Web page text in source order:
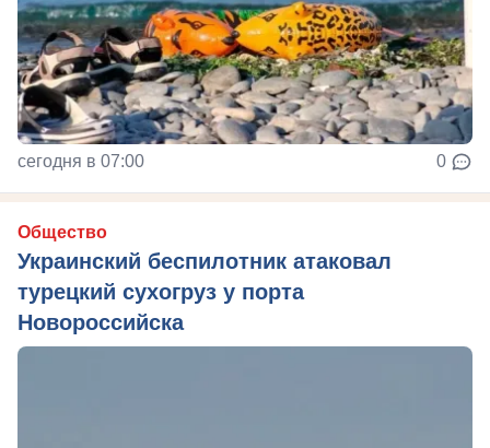
сегодня в 07:00 0
Общество
Украинский беспилотник атаковал
турецкий сухогруз у порта
Новороссийска